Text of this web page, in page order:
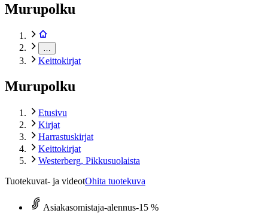
Murupolku
Keittokirjat
Murupolku
Etusivu
Kirjat
Harrastuskirjat
Keittokirjat
Westerberg, Pikkusuolaista
Tuotekuvat- ja videotOhita tuotekuva
Asiakasomistaja-alennus-15 %